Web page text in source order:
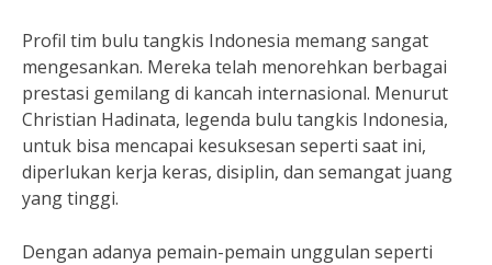
Profil tim bulu tangkis Indonesia memang sangat
mengesankan. Mereka telah menorehkan berbagai
prestasi gemilang di kancah internasional. Menurut
Christian Hadinata, legenda bulu tangkis Indonesia,
untuk bisa mencapai kesuksesan seperti saat ini,
diperlukan kerja keras, disiplin, dan semangat juang
yang tinggi.
Dengan adanya pemain-pemain unggulan seperti